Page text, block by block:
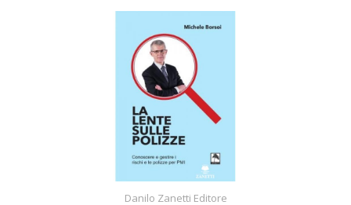
Danilo Zanetti Editore